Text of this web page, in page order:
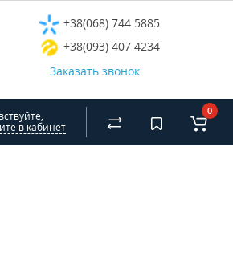
+38(068) 744 5885
+38(093) 407 4234
Заказать звонок
в кабинет
0